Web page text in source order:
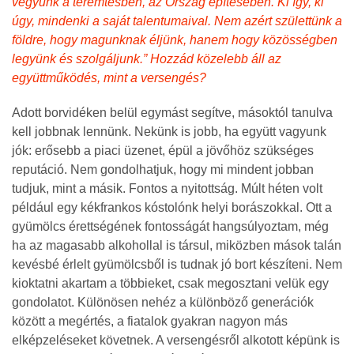
úgy, mindenki a saját talentumaival. Nem azért születtünk a
földre, hogy magunknak éljünk, hanem hogy közösségben
legyünk és szolgáljunk.” Hozzád közelebb áll az
együttműködés, mint a versengés?
Adott borvidéken belül egymást segítve, másoktól tanulva
kell jobbnak lennünk. Nekünk is jobb, ha együtt vagyunk
jók: erősebb a piaci üzenet, épül a jövőhöz szükséges
reputáció. Nem gondolhatjuk, hogy mi mindent jobban
tudjuk, mint a másik. Fontos a nyitottság. Múlt héten volt
például egy kékfrankos kóstolónk helyi borászokkal. Ott a
gyümölcs érettségének fontosságát hangsúlyoztam, még
ha az magasabb alkohollal is társul, miközben mások talán
kevésbé érlelt gyümölcsből is tudnak jó bort készíteni. Nem
kioktatni akartam a többieket, csak megosztani velük egy
gondolatot. Különösen nehéz a különböző generációk
között a megértés, a fiatalok gyakran nagyon más
elképzeléseket követnek. A versengésről alkotott képünk is